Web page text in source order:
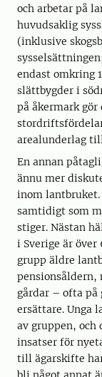
och arbetar på
huvudsaklig
(inklusive
endast omkring
slättbygder i
på åkermark
arealunderlag
En annan
ännu mer
inom
samtidigt som
stiger. Nästan
i Sverige är
grupp äldre
pensionsåldern,
gårdar – ofta
ersättare. Unga
av gruppen, och
insatser för
till ägarskifte